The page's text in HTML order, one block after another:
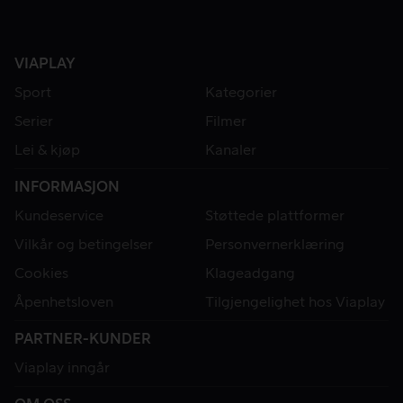
VIAPLAY
Sport
Kategorier
Serier
Filmer
Lei & kjøp
Kanaler
INFORMASJON
Kundeservice
Støttede plattformer
Vilkår og betingelser
Personvernerklæring
Cookies
Klageadgang
Åpenhetsloven
Tilgjengelighet hos Viaplay
PARTNER-KUNDER
Viaplay inngår